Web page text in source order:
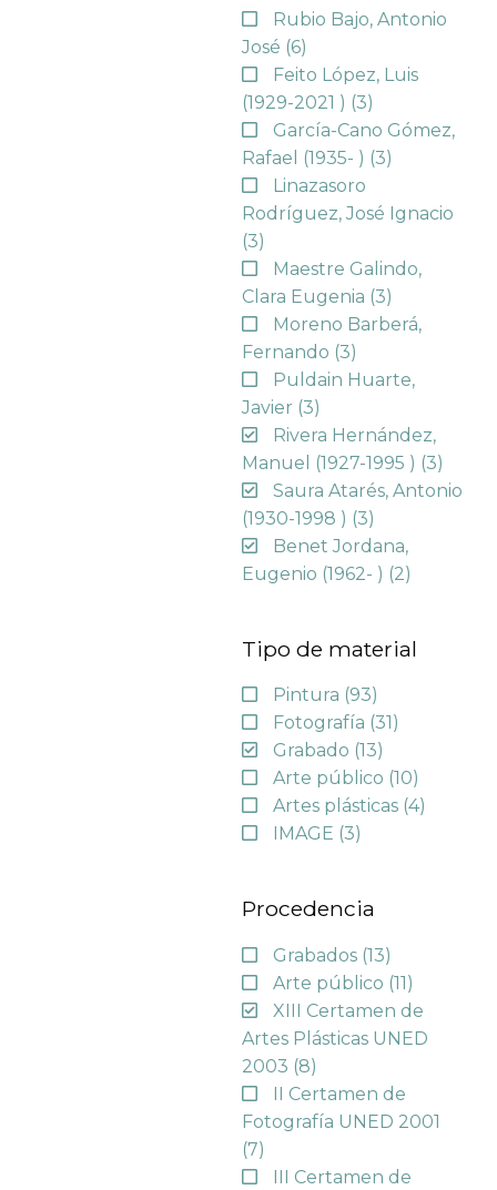
Rubio Bajo, Antonio
José (6)
Feito López, Luis
(1929-2021 ) (3)
García-Cano Gómez,
Rafael (1935- ) (3)
Linazasoro
Rodríguez, José Ignacio
(3)
Maestre Galindo,
Clara Eugenia (3)
Moreno Barberá,
Fernando (3)
Puldain Huarte,
Javier (3)
Rivera Hernández,
Manuel (1927-1995 ) (3)
Saura Atarés, Antonio
(1930-1998 ) (3)
Benet Jordana,
Eugenio (1962- ) (2)
Tipo de material
Pintura (93)
Fotografía (31)
Grabado (13)
Arte público (10)
Artes plásticas (4)
IMAGE (3)
Procedencia
Grabados (13)
Arte público (11)
XIII Certamen de
Artes Plásticas UNED
2003 (8)
II Certamen de
Fotografía UNED 2001
(7)
III Certamen de